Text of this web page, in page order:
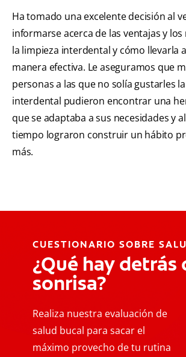
Ha tomado una excelente decisión al
informarse acerca de las ventajas y
la limpieza interdental y cómo llevarla
manera efectiva. Le aseguramos que
personas a las que no solía gustarles
interdental pudieron encontrar una
que se adaptaba a sus necesidades y
tiempo lograron construir un hábito
más.
CUESTIONARIO SOBRE
¿Qué hay detrás
sonrisa?
Realiza nuestra evaluación de
salud bucal para sacar el
máximo provecho de tu rutina